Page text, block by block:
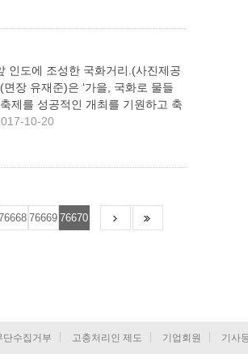
인도에 조성한 국화거리.(사진제공
장 유재준)은 ‘가을, 국화로 물들
제를 성공적인 개최를 기원하고 축
10-20
76669 76670
단수집거부 고충처리인 제도 기업회원 기사